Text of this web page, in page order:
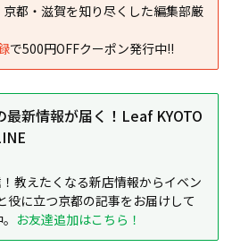
都・滋賀を知り尽くした編集部厳
で500円OFFクーポン発行中!!
最新情報が届く！Leaf KYOTO
教えたくなる新店情報からイベン
役に立つ京都の記事をお届けして
お友達追加はこちら！